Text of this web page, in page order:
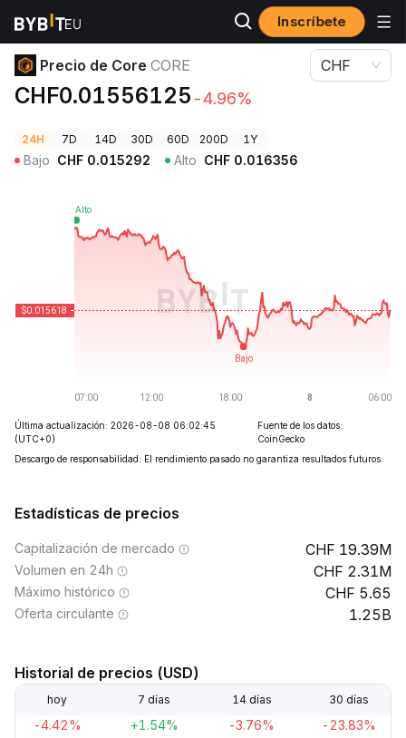
Inscríbete
Precios de Criptomonedas Precio de Core CORE
Precio de Core CORE
CHF0.01556125 -4.96%
CHF
24H 7D 14D 30D 60D 200D 1Y
Bajo CHF 0.015292 Alto CHF 0.016356
Última actualización: 2026-08-08 06:02:45
(UTC+0)
Fuente de los datos:
CoinGecko
Descargo de responsabilidad: El rendimiento pasado no garantiza resultados futuros.
Estadísticas de precios
Capitalización de mercado 19.39M
Volumen en 24h 2.31M
Máximo histórico 5.65
Oferta circulante 1.25B
Historial de precios (USD)
hoy 7 días 14 días 30 días
-4.42% +1.54% -3.76% -23.83%